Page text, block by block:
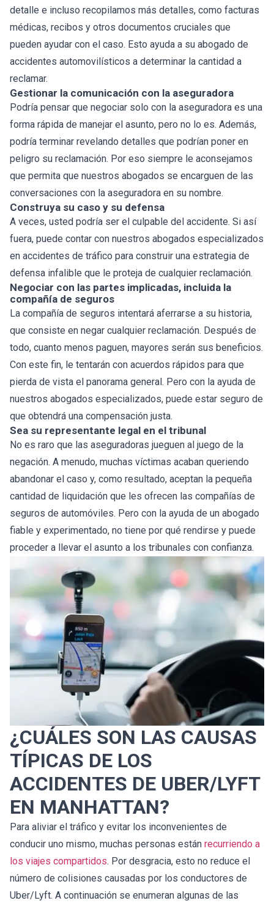
detalle e incluso recopilamos más detalles, como facturas
médicas, recibos y otros documentos cruciales que
pueden ayudar con el caso. Esto ayuda a su abogado de
accidentes automovilísticos a determinar la cantidad a
reclamar.
Gestionar la comunicación con la aseguradora
Podría pensar que negociar solo con la aseguradora es una
forma rápida de manejar el asunto, pero no lo es. Además,
podría terminar revelando detalles que podrían poner en
peligro su reclamación. Por eso siempre le aconsejamos
que permita que nuestros abogados se encarguen de las
conversaciones con la aseguradora en su nombre.
Construya su caso y su defensa
A veces, usted podría ser el culpable del accidente. Si así
fuera, puede contar con nuestros abogados especializados
en accidentes de tráfico para construir una estrategia de
defensa infalible que le proteja de cualquier reclamación.
Negociar con las partes implicadas, incluida la
compañía de seguros
La compañía de seguros intentará aferrarse a su historia,
que consiste en negar cualquier reclamación. Después de
todo, cuanto menos paguen, mayores serán sus beneficios.
Con este fin, le tentarán con acuerdos rápidos para que
pierda de vista el panorama general. Pero con la ayuda de
nuestros abogados especializados, puede estar seguro de
que obtendrá una compensación justa.
Sea su representante legal en el tribunal
No es raro que las aseguradoras jueguen al juego de la
negación. A menudo, muchas víctimas acaban queriendo
abandonar el caso y, como resultado, aceptan la pequeña
cantidad de liquidación que les ofrecen las compañías de
seguros de automóviles. Pero con la ayuda de un abogado
fiable y experimentado, no tiene por qué rendirse y puede
proceder a llevar el asunto a los tribunales con confianza.
¿CUÁLES SON LAS CAUSAS
TÍPICAS DE LOS
ACCIDENTES DE UBER/LYFT
EN MANHATTAN?
Para aliviar el tráfico y evitar los inconvenientes de
conducir uno mismo, muchas personas están recurriendo a
los viajes compartidos. Por desgracia, esto no reduce el
número de colisiones causadas por los conductores de
Uber/Lyft. A continuación se enumeran algunas de las